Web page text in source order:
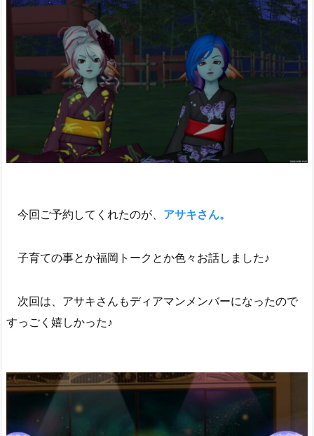
今回ご予約してくれたのが、 アサキさん。
子育ての事とか福岡トークとか色々お話しました♪
次回は、アサキさんもディアマンメンバーになったので
すっごく嬉しかった♪